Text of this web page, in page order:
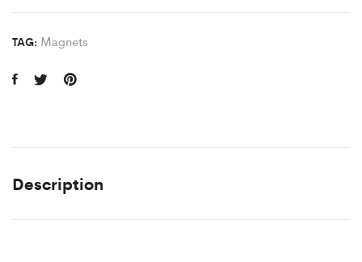
TAG: Magnets
Description